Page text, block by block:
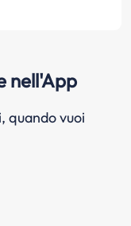
nell'App
quando vuoi